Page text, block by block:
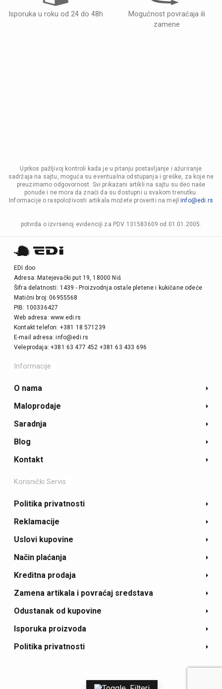
Isporuka u roku od 24 do 48h
Mogućnost povraćaja ili
zamene
Uprkos pažljivoj kontroli kada je u pitanju postavljanje i ažuriranje
sadržaja na sajtu, moguća su eventualna odstupanja i greške, za koje ne
preuzimamo odgovornost. Svi prikazani artikli na sajtu su deo naše
ponude i ne mora da znači da su dostupni u svakom trenutku.
Informacije o raspoloživosti artikala možete proveriti na mejlinfo@edi.rs
potvrda o izvrsenoj evidenciji za PDV 131583609 od 01.01.2005.
EDI doo
Adresa: Matejevački put 19, 18000 Niš
Šifra delatnosti: 1439 - Proizvodnja ostale pletene i kukičane odeće
Matični broj: 06955568
PIB: 100336427
Web adresa: www.edi.rs
Kontakt telefon: +381 18 571239
E-mail adresa: info@edi.rs
Veleprodaja: +381 63 477 452 +381 63 433 696
Informacije
O nama
Maloprodaje
Saradnja
Blog
Kontakt
Korisnički Servis
Politika privatnosti
Reklamacije
Uslovi kupovine
Način plaćanja
Kreditna prodaja
Zamena artikala i povraćaj sredstava
Odustanak od kupovine
Isporuka proizvoda
Politika privatnosti